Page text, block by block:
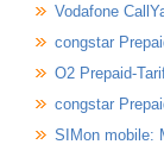
Vodafone
congstar
O2 Prepaid-
congstar
SIMon mobile: